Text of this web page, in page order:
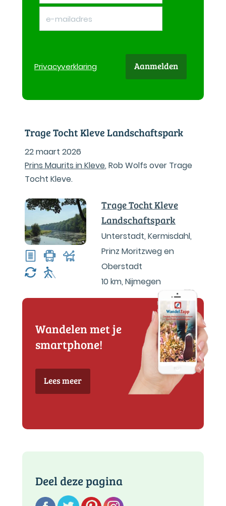
Privacyverklaring Aanmelden
Trage Tocht Kleve Landschaftspark
22 maart 2026
Prins Maurits in Kleve, Rob Wolfs over Trage
Tocht Kleve.
Trage Tocht Kleve
Landschaftspark
Unterstadt, Kermisdahl,
Prinz Moritzweg en
Oberstadt
10 km, Nijmegen
Wandelen met je
smartphone!
Lees meer
Deel deze pagina